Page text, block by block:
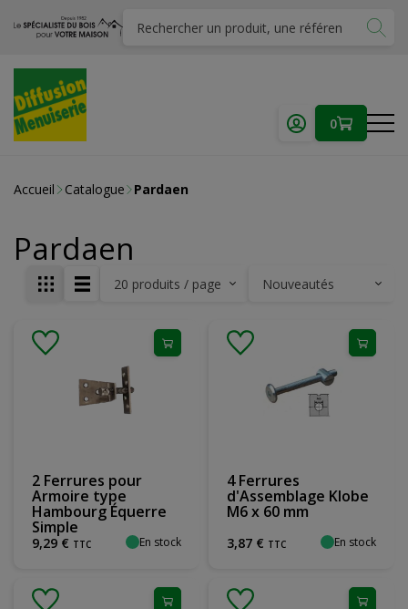
0
Accueil Catalogue Pardaen
Pardaen
2 Ferrures pour
Armoire type
Hambourg Équerre
Simple
9,29 € TTC En stock
4 Ferrures
d'Assemblage Klobe
M6 x 60 mm
3,87 € TTC En stock